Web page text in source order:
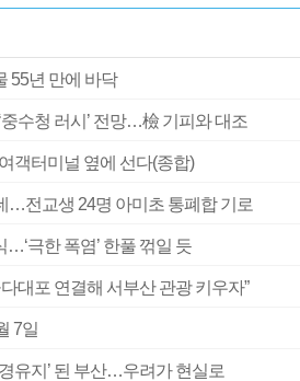
55년 만에 바닥
수청 러시’ 전망…檢 기피와 대조
객터미널 옆에 선다(종합)
…전교생 24명 아미초 통폐합 기로
극한 폭염’ 한풀 꺾일 듯
대포 연결해 서부산 관광 키우자”
7일
유지’ 된 부산…우려가 현실로